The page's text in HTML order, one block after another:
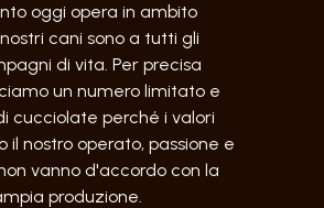
oggi opera in ambito
cani sono a tutti gli
di vita. Per precisa
un numero limitato e
cucciolate perché i valori
il nostro operato, passione e
vanno d'accordo con la
produzione.